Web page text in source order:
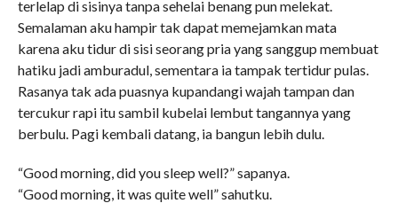
terlelap di sisinya tanpa sehelai benang pun melekat.
Semalaman aku hampir tak dapat memejamkan mata
karena aku tidur di sisi seorang pria yang sanggup membuat
hatiku jadi amburadul, sementara ia tampak tertidur pulas.
Rasanya tak ada puasnya kupandangi wajah tampan dan
tercukur rapi itu sambil kubelai lembut tangannya yang
berbulu. Pagi kembali datang, ia bangun lebih dulu.
“Good morning, did you sleep well?” sapanya.
“Good morning, it was quite well” sahutku.